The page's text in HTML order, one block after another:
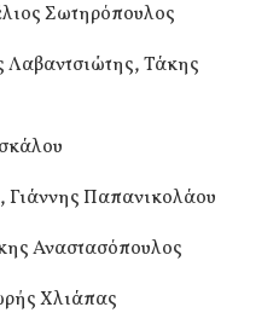
Σωτηρόπουλος
Λαβαντσιώτης, Τάκης
Γιάννης Παπανικολάου
Αναστασόπουλος
Χλιάπας